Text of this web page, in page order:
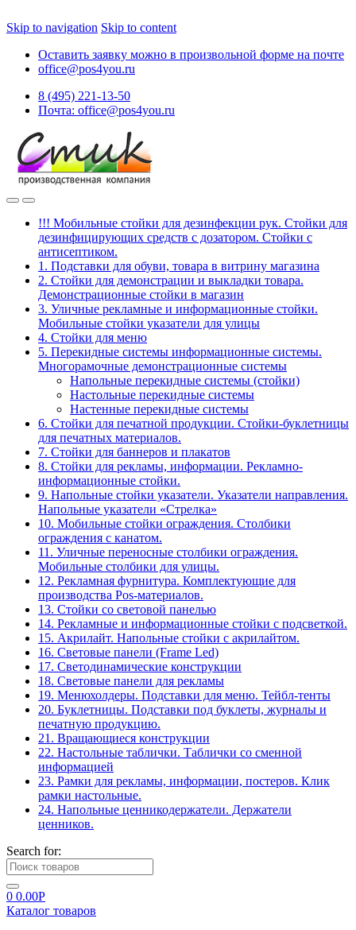
Skip to navigation Skip to content
Оставить заявку можно в произвольной форме на почте
office@pos4you.ru
8 (495) 221-13-50
Почта: office@pos4you.ru
!!! Мобильные стойки для дезинфекции рук. Стойки для
дезинфицирующих средств с дозатором. Стойки с
антисептиком.
1. Подставки для обуви, товара в витрину магазина
2. Стойки для демонстрации и выкладки товара.
Демонстрационные стойки в магазин
3. Уличные рекламные и информационные стойки.
Мобильные стойки указатели для улицы
4. Стойки для меню
5. Перекидные системы информационные системы.
Многорамочные демонстрационные системы
Напольные перекидные системы (стойки)
Настольные перекидные системы
Настенные перекидные системы
6. Стойки для печатной продукции. Стойки-буклетницы
для печатных материалов.
7. Стойки для баннеров и плакатов
8. Стойки для рекламы, информации. Рекламно-
информационные стойки.
9. Напольные стойки указатели. Указатели направления.
Напольные указатели «Стрелка»
10. Мобильные стойки ограждения. Столбики
ограждения с канатом.
11. Уличные переносные столбики ограждения.
Мобильные столбики для улицы.
12. Рекламная фурнитура. Комплектующие для
производства Pos-материалов.
13. Стойки со световой панелью
14. Рекламные и информационные стойки с подсветкой.
15. Акрилайт. Напольные стойки с акрилайтом.
16. Световые панели (Frame Led)
17. Светодинамические конструкции
18. Световые панели для рекламы
19. Менюхолдеры. Подставки для меню. Тейбл-тенты
20. Буклетницы. Подставки под буклеты, журналы и
печатную продукцию.
21. Вращающиеся конструкции
22. Настольные таблички. Таблички со сменной
информацией
23. Рамки для рекламы, информации, постеров. Клик
рамки настольные.
24. Напольные ценникодержатели. Держатели
ценников.
Search for:
0 0.00Р
Каталог товаров